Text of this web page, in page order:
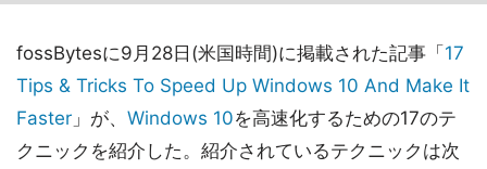
fossBytesに9月28日(米国時間)に掲載された記事「 17
Tips & Tricks To Speed Up Windows 10 And Make It
Faster 」が、 Windows 10を高速化するための17のテ
クニックを紹介した。紹介されているテクニックは次